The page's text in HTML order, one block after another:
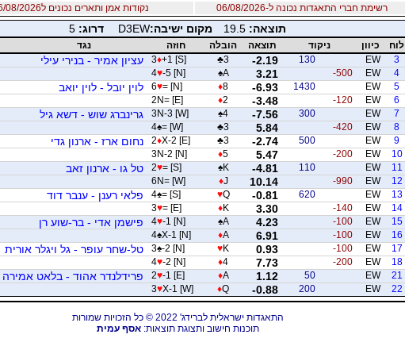
רשימת חברי התאגדות נכונה ל-06/08/2026
נקודות אמן ותארים נכונים ל06/08/2026
תוצאה: 19.5 מקום ישיבה:D3EW דרוג: 5
לוח כיוון ניקוד תוצאה הובלה חוזה
נגד
3
EW
130
-2.19
♣3
3♦+1 [S] עציון אמיר - בנירי עילי
4
EW
-500
3.21
♠A
4♥-5 [N]
5
EW
1430
-6.93
♦8
6♥= [N] לוין יובל - לוין יואב
6
EW
-120
-3.48
♦2
2N= [E]
7
EW
300
-7.56
♠4
3N-3 [W] גרינברג שוש - דשא גיל
8
EW
-420
5.84
♣3
4♠= [W]
9
EW
500
-2.74
♣3
2♦X-2 [E] נחום ארז - ארנון גדי
10
EW
-200
5.47
♦5
3N-2 [N]
11
EW
110
-4.81
♠K
2♥= [S] טל גו - ארנון זאב
12
EW
-990
10.14
♦J
6N= [W]
13
EW
620
-0.81
♥Q
4♠= [S] פלאי רענן - ענבר דוד
14
EW
-140
3.30
♦K
3♥= [E]
15
EW
-100
4.23
♠A
4♥-1 [N] פישמן אדי - בר-שוע רן
16
EW
-100
6.91
♦A
4♠X-1 [N]
17
EW
-100
0.93
♥K
3♠-2 [N] טל-שחר עופר - גל ויגלר אורית
18
EW
-200
7.73
♦4
4♥-2 [N]
21
EW
50
1.12
♦A
2♥-1 [E] פרידלנדר אהוד - בלאט אמירה
22
EW
200
-0.88
♦Q
3♥X-1 [W]
התאגדות ישראלית לברידג' 2022 © כל הזכויות שמורות
תוכנות חישוב ותצוגת תוצאות:אסף עמית